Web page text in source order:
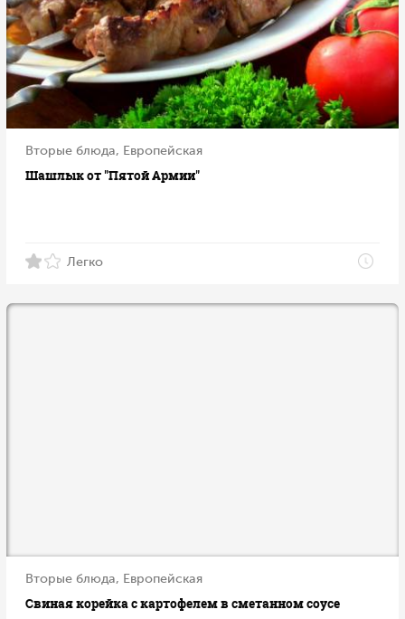
Вторые блюда, Европейская
Шашлык от "Пятой Армии"
Легко
Вторые блюда, Европейская
Свиная корейка с картофелем в сметанном соусе